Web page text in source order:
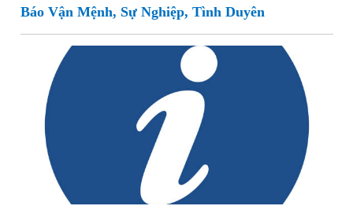
Báo Vận Mệnh, Sự Nghiệp, Tình Duyên